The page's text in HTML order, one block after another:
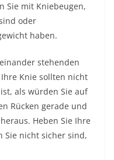
Sie mit Kniebeugen,
oder
haben.
stehenden
Knie sollten nicht
als würden Sie auf
Rücken gerade und
Heben Sie Ihre
Sie nicht sicher sind,